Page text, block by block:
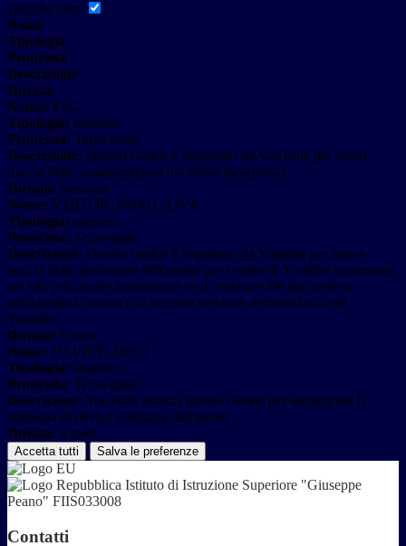
youtube.com
Nome
Tipologia
Proprieta
Descrizione
Durata
Nome: YSC
Tipologia: analitico
Proprieta: Terza-parte
Descrizione: Questo cookie è impostato da YouTube per tenere
traccia delle visualizzazioni dei video incorporati.
Durata: Sessione
Nome: VISITOR_INFO1_LIVE
Tipologia: analitico
Proprieta: Terza-parte
Descrizione: Questo cookie è impostato da Youtube per tenere
traccia delle preferenze dell'utente per i video di Youtube incorporati
nei siti; può anche determinare se il visitatore del sito web sta
utilizzando la nuova o la vecchia versione dell'interfaccia di
Youtube.
Durata: 6 mesi
Nome: DEVICE_INFO
Tipologia: analitico
Proprieta: Terza-parte
Descrizione: YouTube utilizza questo cookie per identificare la
tipologia di device utilizzata dall'utente
Durata: 6 mesi
Accetta tutti Salva le preferenze
Istituto di Istruzione Superiore "Giuseppe
Peano" FIIS033008
Contatti